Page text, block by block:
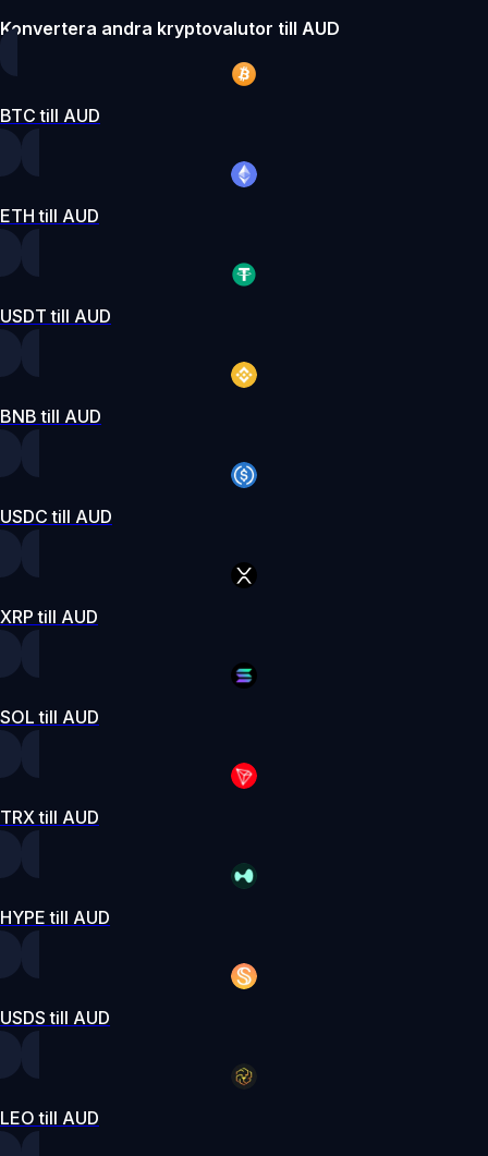
Konvertera andra kryptovalutor till AUD
BTC till AUD
ETH till AUD
USDT till AUD
BNB till AUD
USDC till AUD
XRP till AUD
SOL till AUD
TRX till AUD
HYPE till AUD
USDS till AUD
LEO till AUD